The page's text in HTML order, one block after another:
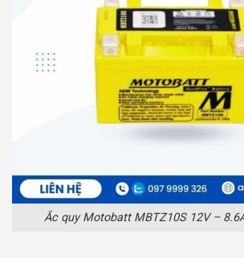
Ắc quy Motobatt MBTZ10S 12V –